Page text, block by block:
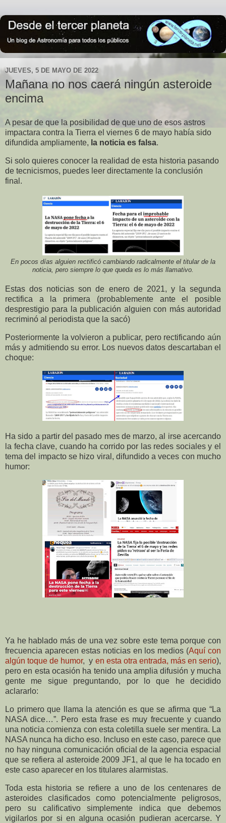
JUEVES, 5 DE MAYO DE 2022
Mañana no nos caerá ningún asteroide
encima
A pesar de que la posibilidad de que uno de esos astros
impactara contra la Tierra el viernes 6 de mayo había sido
difundida ampliamente, la noticia es falsa.
Si solo quieres conocer la realidad de esta historia pasando
de tecnicismos, puedes leer directamente la conclusión
final.
En pocos días alguien rectificó cambiando radicalmente el titular de la
noticia, pero siempre lo que queda es lo más llamativo.
Estas dos noticias son de enero de 2021, y la segunda
rectifica a la primera (probablemente ante el posible
desprestigio para la publicación alguien con más autoridad
recriminó al periodista que la sacó)
Posteriormente la volvieron a publicar, pero rectificando aún
más y admitiendo su error. Los nuevos datos descartaban el
choque:
Ha sido a partir del pasado mes de marzo, al irse acercando
la fecha clave, cuando ha corrido por las redes sociales y el
tema del impacto se hizo viral, difundido a veces con mucho
humor:
Ya he hablado más de una vez sobre este tema porque con
frecuencia aparecen estas noticias en los medios (Aquí con
algún toque de humor, y en esta otra entrada, más en serio),
pero en esta ocasión ha tenido una amplia difusión y mucha
gente me sigue preguntando, por lo que he decidido
aclararlo:
Lo primero que llama la atención es que se afirma que “La
NASA dice…”. Pero esta frase es muy frecuente y cuando
una noticia comienza con esta coletilla suele ser mentira. La
NASA nunca ha dicho eso. Incluso en este caso, parece que
no hay ninguna comunicación oficial de la agencia espacial
que se refiera al asteroide 2009 JF1, al que le ha tocado en
este caso aparecer en los titulares alarmistas.
Toda esta historia se refiere a uno de los centenares de
asteroides clasificados como potencialmente peligrosos,
pero su calificativo simplemente indica que debemos
vigilarlos por si en alguna ocasión pudieran acercarse. Y